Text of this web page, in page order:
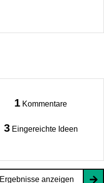
1 Kommentare
3 Eingereichte Ideen
Ergebnisse anzeigen